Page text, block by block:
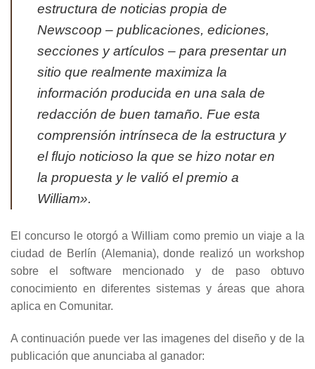
estructura de noticias propia de
Newscoop – publicaciones, ediciones,
secciones y artículos – para presentar un
sitio que realmente maximiza la
información producida en una sala de
redacción de buen tamaño. Fue esta
comprensión intrínseca de la estructura y
el flujo noticioso la que se hizo notar en
la propuesta y le valió el premio a
William».
El concurso le otorgó a William como premio un viaje a la
ciudad de Berlín (Alemania), donde realizó un workshop
sobre el software mencionado y de paso obtuvo
conocimiento en diferentes sistemas y áreas que ahora
aplica en Comunitar.
A continuación puede ver las imagenes del diseño y de la
publicación que anunciaba al ganador: